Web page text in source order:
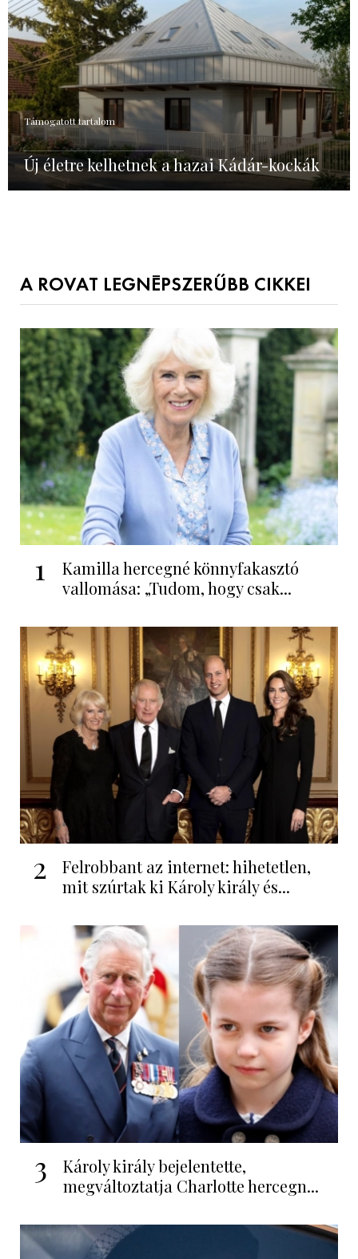
Támogatott tartalom
Új életre kelhetnek a hazai Kádár-kockák
A ROVAT LEGNÉPSZERŰBB CIKKEI
1
Kamilla hercegné könnyfakasztó
vallomása: „Tudom, hogy csak...
2
Felrobbant az internet: hihetetlen,
mit szúrtak ki Károly király és...
3
Károly király bejelentette,
megváltoztatja Charlotte hercegn...